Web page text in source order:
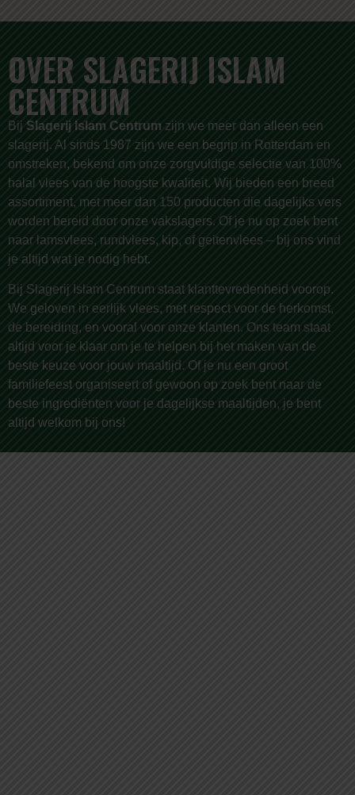
OVER SLAGERIJ ISLAM
CENTRUM
Bij Slagerij Islam Centrum zijn we meer dan alleen een
slagerij. Al sinds 1987 zijn we een begrip in Rotterdam en
omstreken, bekend om onze zorgvuldige selectie van 100%
halal vlees van de hoogste kwaliteit. Wij bieden een breed
assortiment, met meer dan 150 producten die dagelijks vers
worden bereid door onze vakslagers. Of je nu op zoek bent
naar lamsvlees, rundvlees, kip, of geitenvlees – bij ons vind
je altijd wat je nodig hebt.
Bij Slagerij Islam Centrum staat klanttevredenheid voorop.
We geloven in eerlijk vlees, met respect voor de herkomst,
de bereiding, en vooral voor onze klanten. Ons team staat
altijd voor je klaar om je te helpen bij het maken van de
beste keuze voor jouw maaltijd. Of je nu een groot
familiefeest organiseert of gewoon op zoek bent naar de
beste ingrediënten voor je dagelijkse maaltijden, je bent
altijd welkom bij ons!